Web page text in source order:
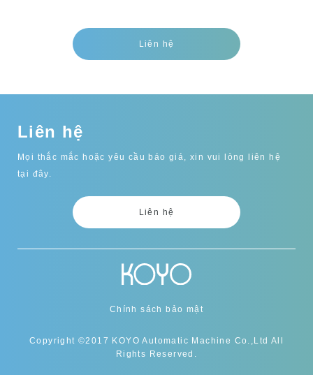
Liên hệ
Liên hệ
Mọi thắc mắc hoặc yêu cầu báo giá, xin vui lòng liên hệ
tại đây.
Liên hệ
Chính sách bảo mật
Copyright ©2017 KOYO Automatic Machine Co.,Ltd All
Rights Reserved.